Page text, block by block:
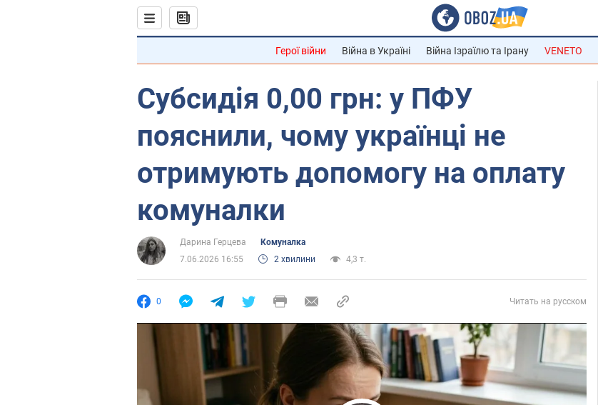
Герої війни Війна в Україні Війна Ізраїлю та Ірану VENETO
Субсидія 0,00 грн: у ПФУ
пояснили, чому українці не
отримують допомогу на оплату
комуналки
Дарина Герцева
Комуналка
7.06.2026 16:55
2 хвилини 4,3 т.
0 Читать на русском